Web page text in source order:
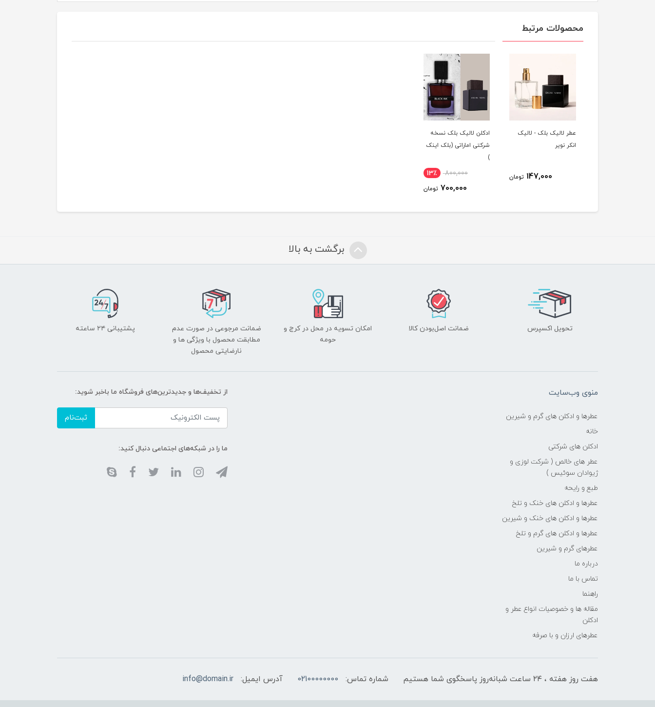
محصولات مرتبط
عطر لالیک بلک - لالیک
انکر نویر
147,000 تومان
ادکلن لالیک بلک نسخه
شرکتی اماراتی (بلک اینک
)
800,000 13٪
700,000 تومان
برگشت به بالا
تحویل اکسپرس ضمانت اصل‌بودن کالا
امکان تسویه در محل در کرج و
حومه
ضمانت مرجوعی در صورت عدم
مطابقت محصول با ویژگی ها و
نارضایتی محصول
پشتیبانی ۲۴ ساعته
منوی وب‌سایت
عطرها و ادکلن های گرم و شیرین
خانه
ادکلن های شرکتی
عطر های خالص ( شرکت لوزی و
ژیوادان سوئیس )
طبع و رایحه
عطرها و ادکلن های خنک و تلخ
عطرها و ادکلن های خنک و شیرین
عطرها و ادکلن های گرم و تلخ
عطرهای گرم و شیرین
درباره ما
تماس با ما
راهنما
مقاله ها و خصوصیات انواع عطر و
ادکلن
عطرهای ارزان و با صرفه
از تخفیف‌ها و جدیدترین‌های فروشگاه ما باخبر شوید:
ثبت‌نام
ما را در شبکه‌های اجتماعی دنبال کنید:
هفت روز هفته ، ۲۴ ساعت شبانه‌روز پاسخگوی شما هستیم شماره تماس: 02100000000 آدرس ایمیل: info@domain.ir